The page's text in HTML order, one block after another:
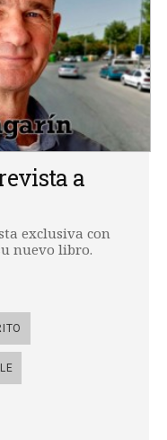
a
exclusiva con
nuevo libro.